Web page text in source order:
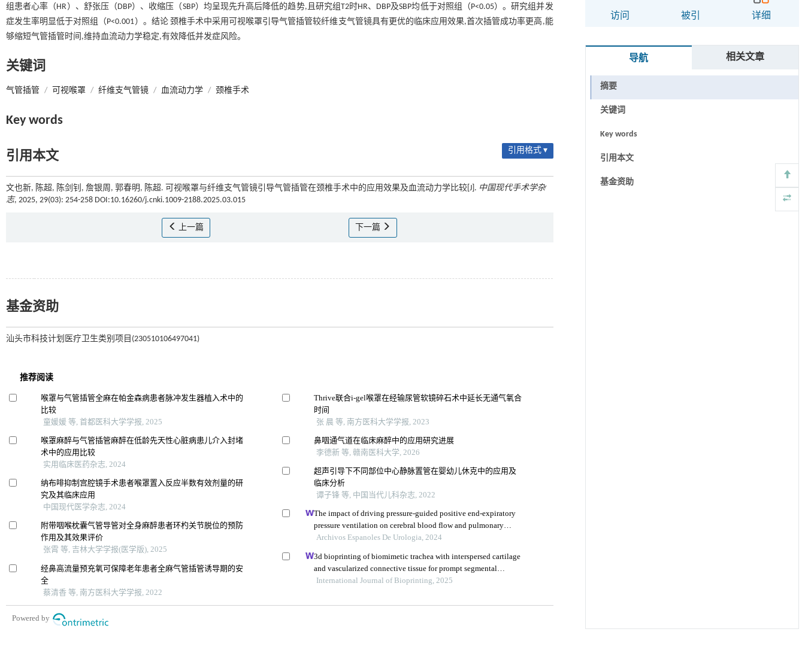
组患者心率（HR）、舒张压（DBP）、收缩压（SBP）均呈现先升高后降低的趋势,且研究组T2时HR、DBP及SBP均低于对照组（P<0.05）。研究组并发
症发生率明显低于对照组（P<0.001）。结论 颈椎手术中采用可视喉罩引导气管插管较纤维支气管镜具有更优的临床应用效果,首次插管成功率更高,能
够缩短气管插管时间,维持血流动力学稳定,有效降低并发症风险。
关键词
气管插管 / 可视喉罩 / 纤维支气管镜 / 血流动力学 / 颈椎手术
Key words
引用本文 引用格式 ▾
文也新, 陈超, 陈剑钊, 詹银周, 郭春明, 陈超. 可视喉罩与纤维支气管镜引导气管插管在颈椎手术中的应用效果及血流动力学比较[J]. 中国现代手术学杂
志, 2025, 29(03): 254-258 DOI:10.16260/j.cnki.1009-2188.2025.03.015
上一篇 下一篇
基金资助
汕头市科技计划医疗卫生类别项目(230510106497041)
访问 被引 详细
导航 相关文章
摘要
关键词
Key words
引用本文
基金资助